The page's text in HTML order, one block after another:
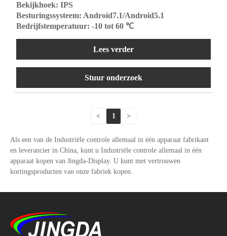
Bekijkhoek: IPS
Besturingssysteem: Android7.1/Android5.1
Bedrijfstemperatuur: -10 tot 60 ℃
Lees verder
Stuur onderzoek
< 1 >
Als een van de Industriële controle allemaal in één apparaat fabrikant
en leverancier in China, kunt u Industriële controle allemaal in één
apparaat kopen van Jingda-Display. U kunt met vertrouwen
kortingsproducten van onze fabriek kopen.